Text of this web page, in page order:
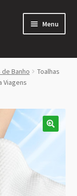
Menu
de Banho
Toalhas
Viagens